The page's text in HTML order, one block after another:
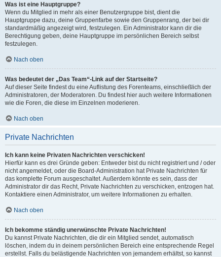
Was ist eine Hauptgruppe?
Wenn du Mitglied in mehr als einer Benutzergruppe bist, dient die
Hauptgruppe dazu, deine Gruppenfarbe sowie den Gruppenrang, der bei dir
standardmäßig angezeigt wird, festzulegen. Ein Administrator kann dir die
Berechtigung geben, deine Hauptgruppe im persönlichen Bereich selbst
festzulegen.
Nach oben
Was bedeutet der „Das Team“-Link auf der Startseite?
Auf dieser Seite findest du eine Auflistung des Forenteams, einschließlich der
Administratoren, der Moderatoren. Du findest hier auch weitere Informationen
wie die Foren, die diese im Einzelnen moderieren.
Nach oben
Private Nachrichten
Ich kann keine Privaten Nachrichten verschicken!
Hierfür kann es drei Gründe geben: Entweder bist du nicht registriert und / oder
nicht angemeldet, oder die Board-Administration hat Private Nachrichten für
das komplette Forum ausgeschaltet. Außerdem könnte es sein, dass der
Administrator dir das Recht, Private Nachrichten zu verschicken, entzogen hat.
Kontaktiere einen Administrator, um weitere Informationen zu erhalten.
Nach oben
Ich bekomme ständig unerwünschte Private Nachrichten!
Du kannst Private Nachrichten, die dir ein Mitglied sendet, automatisch
löschen, indem du in deinem persönlichen Bereich eine entsprechende Regel
erstellst. Falls du belästigende Nachrichten von jemandem erhältst, so kannst